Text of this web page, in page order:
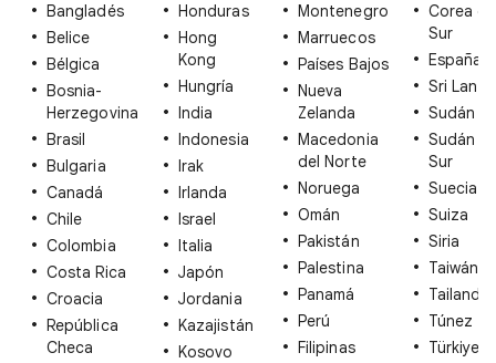
Bangladés
Belice
Bélgica
Bosnia-
Herzegovina
Brasil
Bulgaria
Canadá
Chile
Colombia
Costa Rica
Croacia
República
Checa
Honduras
Hong
Kong
Hungría
India
Indonesia
Irak
Irlanda
Israel
Italia
Japón
Jordania
Kazajistán
Kosovo
Montenegro
Marruecos
Países Bajos
Nueva
Zelanda
Macedonia
del Norte
Noruega
Omán
Pakistán
Palestina
Panamá
Perú
Filipinas
Corea
Sur
España
Sri Lanka
Sudán
Sudán
Sur
Suecia
Suiza
Siria
Taiwán
Tailandia
Túnez
Türkiye